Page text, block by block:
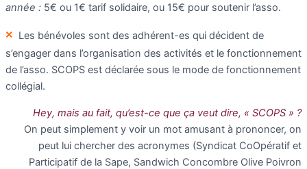
année : 5€ ou 1€ tarif solidaire, ou 15€ pour soutenir l’asso.
× Les bénévoles sont des adhérent-es qui décident de
s’engager dans l’organisation des activités et le fonctionnement
de l’asso. SCOPS est déclarée sous le mode de fonctionnement
collégial.
Hey, mais au fait, qu’est-ce que ça veut dire, « SCOPS » ?
On peut simplement y voir un mot amusant à prononcer, on
peut lui chercher des acronymes (Syndicat CoOpératif et
Participatif de la Sape, Sandwich Concombre Olive Poivron